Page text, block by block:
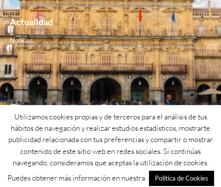
Actualidad
Noticias
Contacto
Teléfono: 923 26 62 25
Email: psoe@psoesalamanca.org
Utilizamos cookies propias y de terceros para el análisis de tus
hábitos de navegación y realizar estudios estadísticos, mostrarte
publicidad relacionada con tus preferencias y compartir o mostrar
contenido de este sitio web en redes sociales. Si continúas
navegando, consideramos que aceptas la utilización de cookies.
Puedes obtener más información en nuestra
Política de Cookies